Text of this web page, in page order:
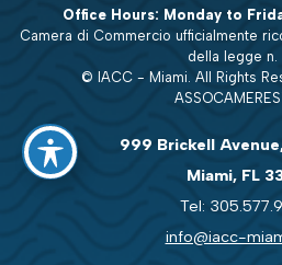
Office Hours: Monday to
Camera di Commercio ufficialmente
della legge n.
© IACC - Miami. All Rights
999 Brickell
Miami, FL
Tel:
info@iacc-